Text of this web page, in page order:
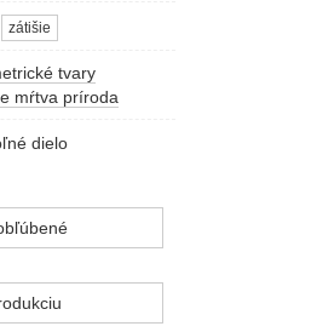
zátišie
tvary
mŕtva príroda
dielo